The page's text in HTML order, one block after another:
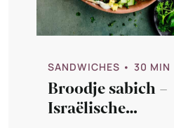
SANDWICHES • 30 MIN
Broodje sabich –
Israëlische